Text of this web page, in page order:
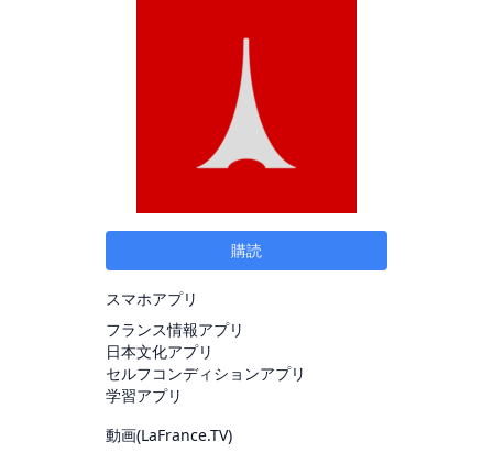
購読
スマホアプリ
フランス情報アプリ
日本文化アプリ
セルフコンディションアプリ
学習アプリ
動画(LaFrance.TV)